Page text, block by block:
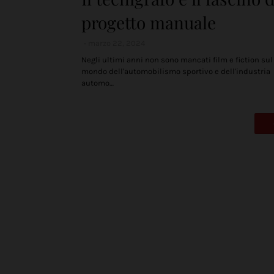
progetto manuale
Negli ultimi anni non sono mancati film e fiction sul
mondo dell'automobilismo sportivo e dell'industria
automo…